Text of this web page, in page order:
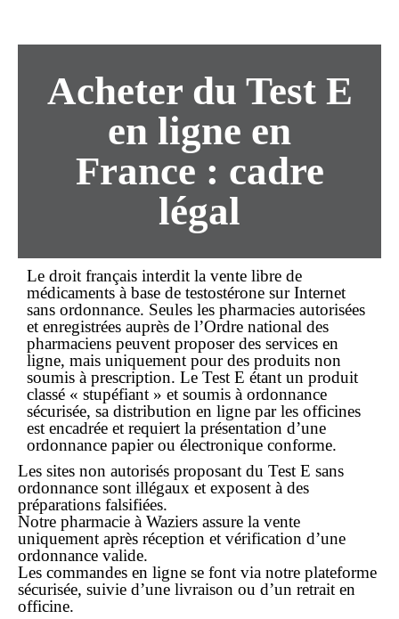
Acheter du Test E
en ligne en
France : cadre
légal
Le droit français interdit la vente libre de
médicaments à base de testostérone sur Internet
sans ordonnance. Seules les pharmacies autorisées
et enregistrées auprès de l’Ordre national des
pharmaciens peuvent proposer des services en
ligne, mais uniquement pour des produits non
soumis à prescription. Le Test E étant un produit
classé « stupéfiant » et soumis à ordonnance
sécurisée, sa distribution en ligne par les officines
est encadrée et requiert la présentation d’une
ordonnance papier ou électronique conforme.
Les sites non autorisés proposant du Test E sans
ordonnance sont illégaux et exposent à des
préparations falsifiées.
Notre pharmacie à Waziers assure la vente
uniquement après réception et vérification d’une
ordonnance valide.
Les commandes en ligne se font via notre plateforme
sécurisée, suivie d’une livraison ou d’un retrait en
officine.